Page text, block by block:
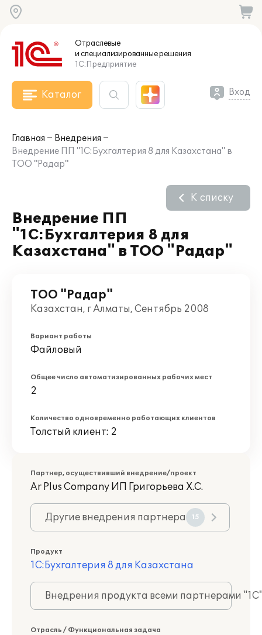
Отраслевые
и специализированныерешения
1С:Предприятие
Каталог Вход
Главная
Внедрения
Внедрение ПП "1С:Бухгалтерия 8 для Казахстана" в
ТОО "Радар"
Внедрение ПП
"1С:Бухгалтерия 8 для
Казахстана" в ТОО "Радар"
К списку
ТОО "Радар"
Казахстан, г Алматы, Сентябрь 2008
Вариант работы
Файловый
Общее число автоматизированных рабочих мест
2
Количество одновременно работающих клиентов
Толстый клиент: 2
Партнер, осуществивший внедрение/проект
Ar Plus Company ИП Григорьева Х.С.
Другие внедрения партнера 15
Продукт
1С:Бухгалтерия 8 для Казахстана
Внедрения продукта всеми партнерами
Отрасль / Функциональная задача